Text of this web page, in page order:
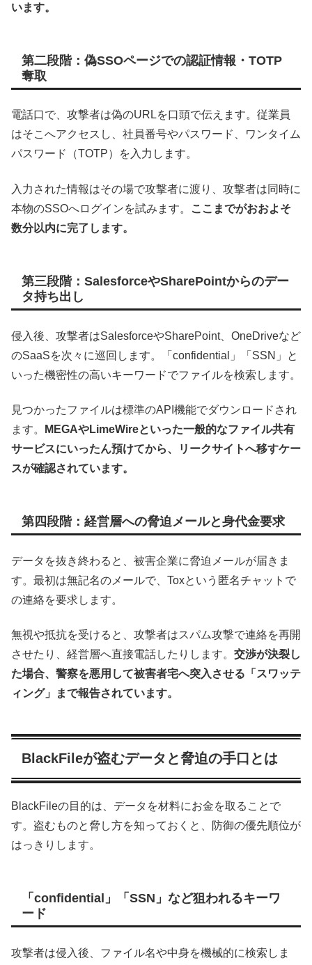
います。
第二段階：偽SSOページでの認証情報・TOTP
奪取
電話口で、攻撃者は偽のURLを口頭で伝えます。従業員
はそこへアクセスし、社員番号やパスワード、ワンタイム
パスワード（TOTP）を入力します。
入力された情報はその場で攻撃者に渡り、攻撃者は同時に
本物のSSOへログインを試みます。
ここまでがおおよそ
数分以内に完了します。
第三段階：SalesforceやSharePointからのデー
タ持ち出し
侵入後、攻撃者はSalesforceやSharePoint、OneDriveなど
のSaaSを次々に巡回します。「confidential」「SSN」と
いった機密性の高いキーワードでファイルを検索します。
見つかったファイルは標準のAPI機能でダウンロードされ
ます。
MEGAやLimeWireといった一般的なファイル共有
サービスにいったん預けてから、リークサイトへ移すケー
スが確認されています。
第四段階：経営層への脅迫メールと身代金要求
データを抜き終わると、被害企業に脅迫メールが届きま
す。最初は無記名のメールで、Toxという匿名チャットで
の連絡を要求します。
無視や抵抗を受けると、攻撃者はスパム攻撃で連絡を再開
させたり、経営層へ直接電話したりします。 交渉が決裂し
た場合、警察を悪用して被害者宅へ突入させる「スワッテ
ィング」まで報告されています。
BlackFileが盗むデータと脅迫の手口とは
BlackFileの目的は、データを材料にお金を取ることで
す。盗むものと脅し方を知っておくと、防御の優先順位が
はっきりします。
「confidential」「SSN」など狙われるキーワ
ード
攻撃者は侵入後、ファイル名や中身を機械的に検索しま